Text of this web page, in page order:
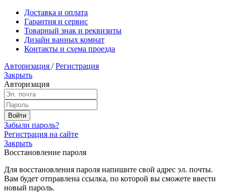
Доставка и оплата
Гарантия и сервис
Товарный знак и реквизиты
Дизайн ванных комнат
Контакты и схема проезда
Авторизация / Регистрация
Закрыть
Авторизация
Забыли пароль?
Регистрация на сайте
Закрыть
Восстановление пароля
Для восстановления пароля напишите свой адрес эл. почты.
Вам будет отправлена ссылка, по которой вы сможете ввести
новый пароль.